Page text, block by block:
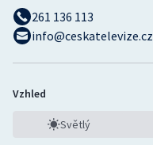
261 136 113
info@ceskatelevize.cz
Vzhled
Světlý